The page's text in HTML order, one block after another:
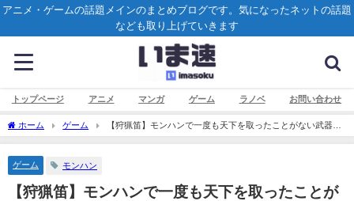
アニメ・ゲームの話題メインのまとめブログです。気になったネットの話題
なども取り上げていきます
トップページ アニメ マンガ ゲーム ラノベ お問い合わせ
ホーム ゲーム
【狩猟笛】モンハンで一度も天下を取ったことがない武器の
魅力【ガンランス】
ゲーム モンハン
【狩猟笛】モンハンで一度も天下を取ったことが